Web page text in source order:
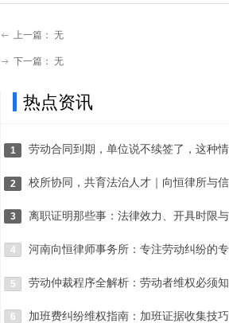
ꂃ 上一篇： 无
ꁹ 下一篇： 无
1
3
2
4
5
6
热点资讯